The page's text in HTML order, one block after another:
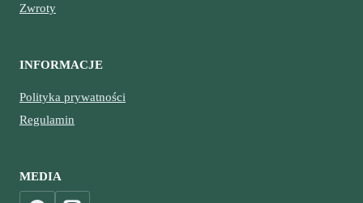
Zwroty
INFORMACJE
Polityka prywatności
Regulamin
MEDIA